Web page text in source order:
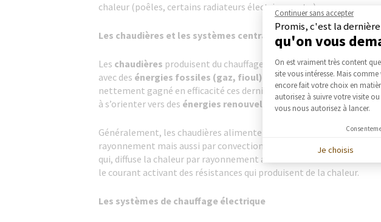
chaleur (poêles, certains radiateurs électriques, etc.).
Les chaudières et les systèmes centralisés de chauffage
Les chaudières produisent du chauffage et de l’eau chaude
avec des énergies fossiles (gaz, fioul) . Avec l’apparition des
nettement gagné en efficacité ces dernières années. Mais les
à s’orienter vers des énergies renouvelablesmoins onéreuses (
Généralement, les chaudières alimentent des radiateurs disposés
rayonnement mais aussi par convection, à parts relativement
qui, diffuse la chaleur par rayonnement avec un bon niveau de
le courant activant des résistances qui produisent de la chaleur.
Les systèmes de chauffage électrique
Continuer sans accepter
Promis, c'est la
qu'on vous
Plateforme de
On est vraiment très content
site vous intéresse. Mais
encore fait votre choix en
autorisez à suivre votre visite
vous nous autorisez à lancer.
Je choisis